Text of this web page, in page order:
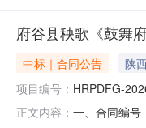
府谷县秧歌《鼓舞
中标｜合同公告 陕
项目编号： HRPDFG-
正文内容： 一、合同编号